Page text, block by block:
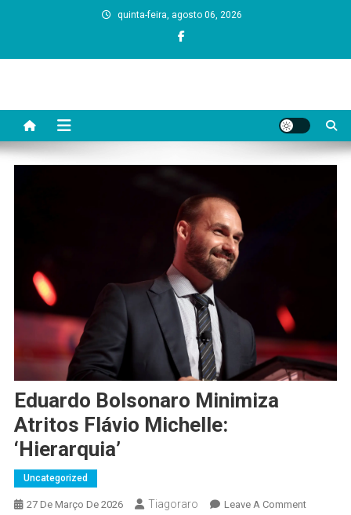
quinta-feira, agosto 06, 2026
Eduardo Bolsonaro Minimiza
Atritos Flávio Michelle:
‘Hierarquia’
Uncategorized
27 De Março De 2026 Tiagoraro Leave A CommentOn